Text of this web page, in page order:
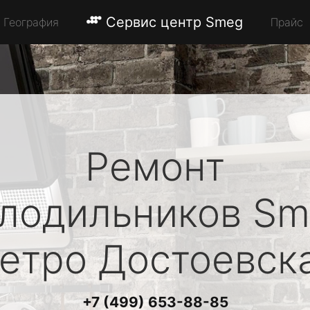
География Сервис центр Smeg Прайс
Ремонт
+7 (499) 653-88-85